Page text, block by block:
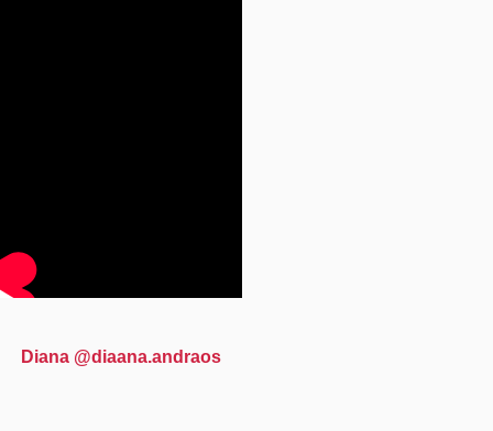
Diana @diaana.andraos